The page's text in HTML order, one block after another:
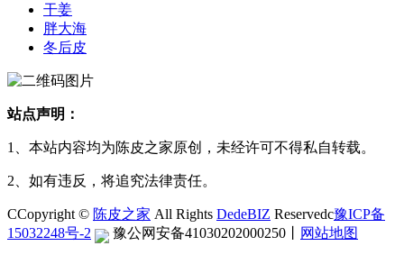
干姜
胖大海
冬后皮
站点声明：
1、本站内容均为陈皮之家原创，未经许可不得私自转载。
2、如有违反，将追究法律责任。
CCopyright © 陈皮之家 All Rights DedeBIZ Reservedc豫ICP备
15032248号-2
豫公网安备41030202000250 网站地图